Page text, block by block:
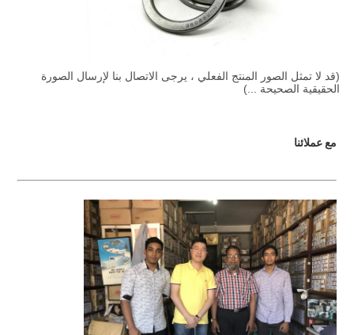
(قد لا تمثل الصور المنتج الفعلي ، يرجى الاتصال بنا لإرسال الصورة
الحقيقية الصحيحة ...)
مع عملائنا